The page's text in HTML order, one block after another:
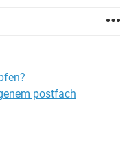
postfach